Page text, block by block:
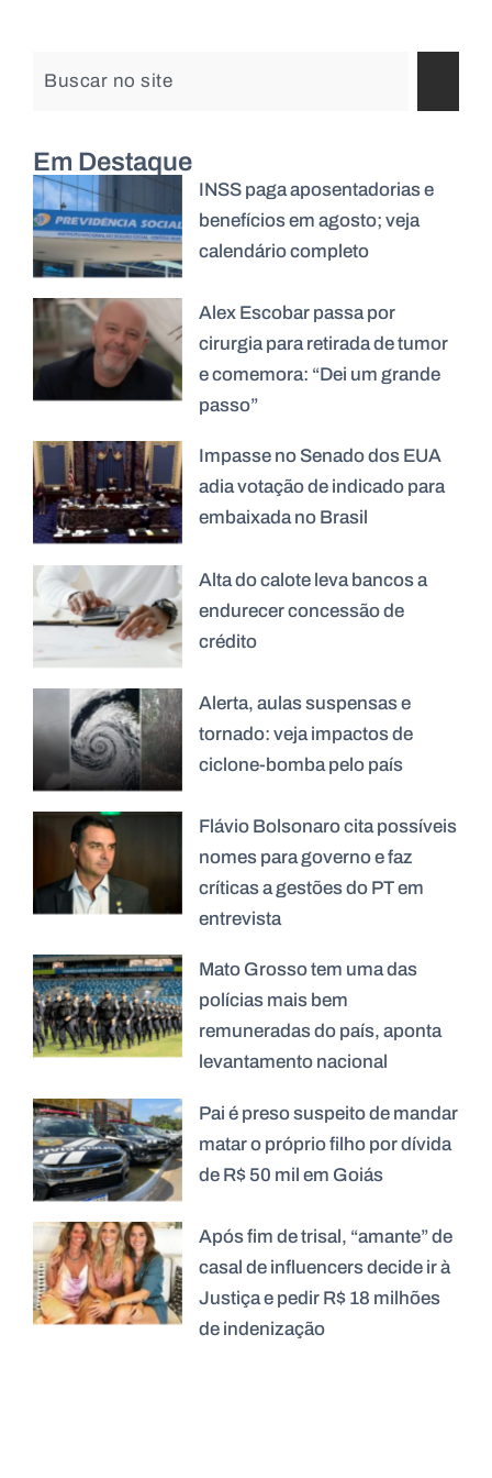
Em Destaque
INSS paga aposentadorias e
benefícios em agosto; veja
calendário completo
Alex Escobar passa por
cirurgia para retirada de tumor
e comemora: “Dei um grande
passo”
Impasse no Senado dos EUA
adia votação de indicado para
embaixada no Brasil
Alta do calote leva bancos a
endurecer concessão de
crédito
Alerta, aulas suspensas e
tornado: veja impactos de
ciclone-bomba pelo país
Flávio Bolsonaro cita possíveis
nomes para governo e faz
críticas a gestões do PT em
entrevista
Mato Grosso tem uma das
polícias mais bem
remuneradas do país, aponta
levantamento nacional
Pai é preso suspeito de mandar
matar o próprio filho por dívida
de R$ 50 mil em Goiás
Após fim de trisal, “amante” de
casal de influencers decide ir à
Justiça e pedir R$ 18 milhões
de indenização